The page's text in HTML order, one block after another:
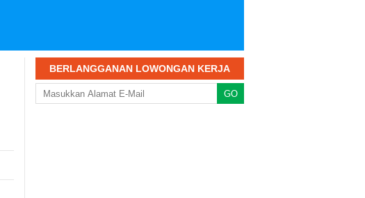
BERLANGGANAN LOWONGAN KERJA